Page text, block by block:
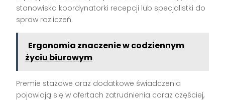
stanowiska koordynatorki recepcji lub specjalistki do
spraw rozliczeń.
Ergonomia znaczenie w codziennym
życiu biurowym
Premie stażowe oraz dodatkowe świadczenia
pojawiają się w ofertach zatrudnienia coraz częściej,